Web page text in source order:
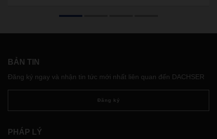
BẢN TIN
Đăng ký ngay và nhận tin tức mới nhất liên quan đến DACHSER
Đăng ký
PHÁP LÝ